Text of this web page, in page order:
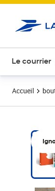
Le courrier
Accueil